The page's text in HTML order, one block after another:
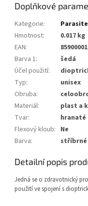
Doplňkové
Kategorie:
Parasite
Hmotnost:
0.017 kg
EAN:
Barva 1:
šedá
Účel použití:
Typ:
unisex
Obruba:
Materiál:
plast a
Tvar:
hranaté
Flexový kloub: Ne
Barva: stříbrné
Detailní popis
Jedná se o zdravotnický
použití ve spojení s